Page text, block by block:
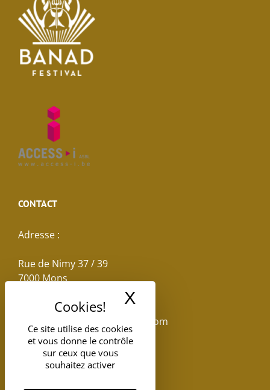
Ce site utilise des cookies
et vous donne le contrôle
sur ceux que vous
souhaitez activer
X
CONTACT
Adresse :
Rue de Nimy 37 / 39
7000 Mons
reservations.losseau@gmail.com
Tel: +32(0)65.398.880